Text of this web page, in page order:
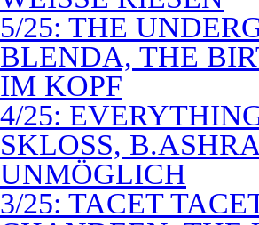
5/25: THE
BLENDA, THE
IM KOPF
4/25:
SKLOSS,
UNMÖGLICH
3/25: TACET